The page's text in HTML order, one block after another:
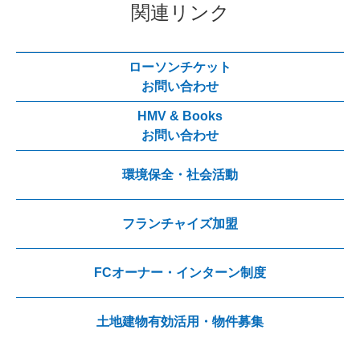
関連リンク
ローソンチケット
お問い合わせ
HMV & Books
お問い合わせ
環境保全・社会活動
フランチャイズ加盟
FCオーナー・インターン制度
土地建物有効活用・物件募集